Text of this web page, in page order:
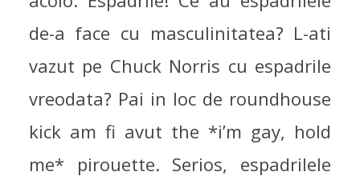
de-a face cu masculinitatea? L-ati
vazut pe Chuck Norris cu espadrile
vreodata? Pai in loc de roundhouse
kick am fi avut the *i’m gay, hold
me* pirouette. Serios, espadrilele